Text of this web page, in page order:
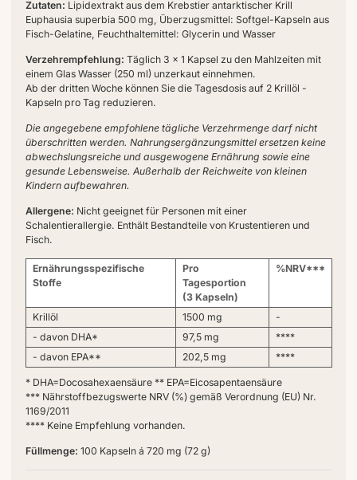
Zutaten: Lipidextrakt aus dem Krebstier antarktischer Krill
Euphausia superbia 500 mg, Überzugsmittel: Softgel-Kapseln aus
Fisch-Gelatine, Feuchthaltemittel: Glycerin und Wasser
Verzehrempfehlung: Täglich 3 x 1 Kapsel zu den Mahlzeiten mit
einem Glas Wasser (250 ml) unzerkaut einnehmen.
Ab der dritten Woche können Sie die Tagesdosis auf 2 Krillöl -
Kapseln pro Tag reduzieren.
Die angegebene empfohlene tägliche Verzehrmenge darf nicht
überschritten werden. Nahrungsergänzungsmittel ersetzen keine
abwechslungsreiche und ausgewogene Ernährung sowie eine
gesunde Lebensweise. Außerhalb der Reichweite von kleinen
Kindern aufbewahren.
Allergene: Nicht geeignet für Personen mit einer
Schalentierallergie. Enthält Bestandteile von Krustentieren und
Fisch.
Ernährungsspezifische
Stoffe
Pro
Tagesportion
(3 Kapseln)
%NRV***
Krillöl 1500 mg
-
- davon DHA*
97,5 mg
****
- davon EPA**
202,5 mg ****
* DHA=Docosahexaensäure ** EPA=Eicosapentaensäure
*** Nährstoffbezugswerte NRV (%) gemäß Verordnung (EU) Nr.
1169/2011
**** Keine Empfehlung vorhanden.
Füllmenge: 100 Kapseln á 720 mg (72 g)